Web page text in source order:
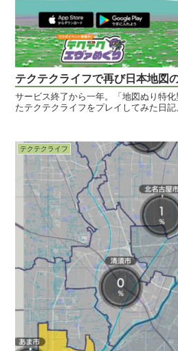
テクテクライフで再び日本地図
サービス終了から一年。「地図ぬり特
たテクテクライフをプレイしてみた日記
テクテクライフ